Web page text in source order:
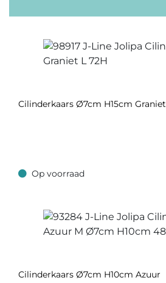
Cilinderkaars Ø7cm H15cm Graniet
Op voorraad
Op voorraad
Cilinderkaars Ø7cm H10cm Azuur